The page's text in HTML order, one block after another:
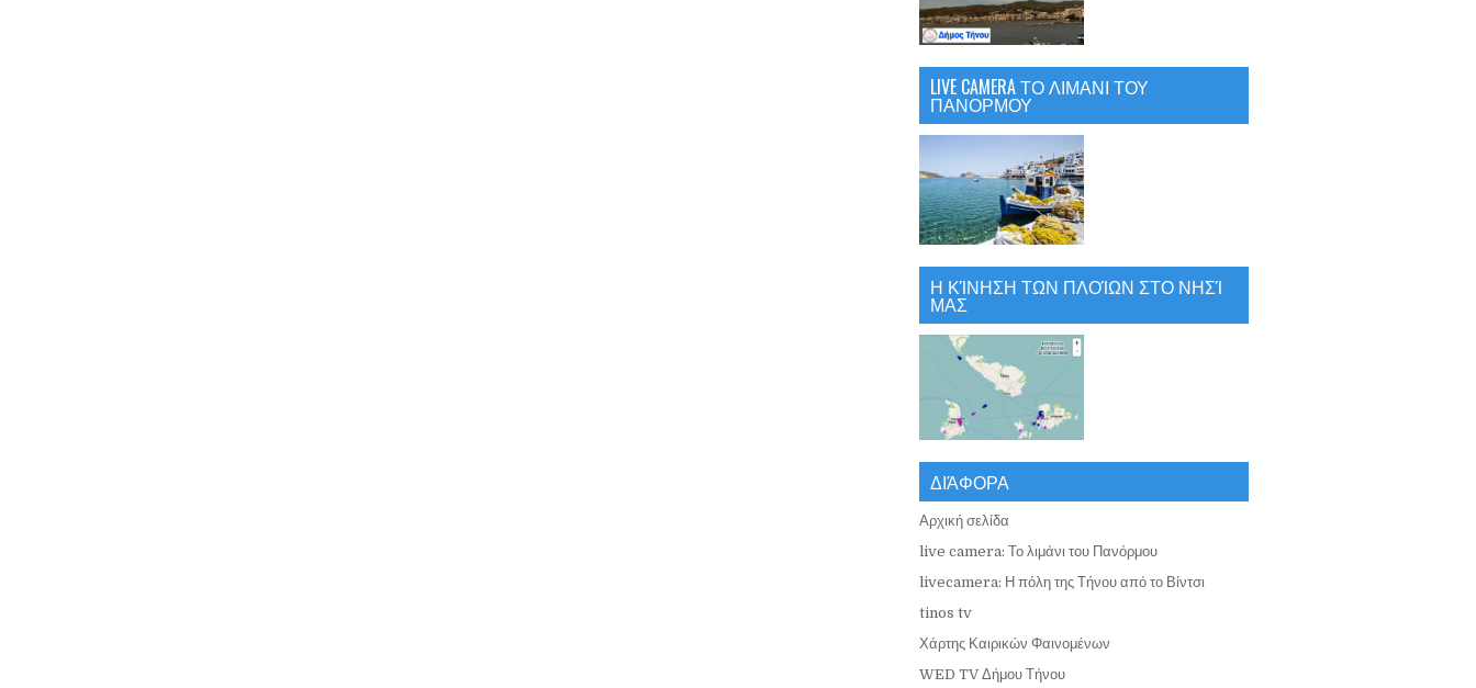
LIVE CAMERA ΤΟ ΛΙΜΑΝΙ ΤΟΥ
ΠΑΝΟΡΜΟΥ
Η ΚΊΝΗΣΗ ΤΩΝ ΠΛΟΊΩΝ ΣΤΟ ΝΗΣΊ
ΜΑΣ
ΔΙΆΦΟΡΑ
Αρχική σελίδα
live camera: Το λιμάνι του Πανόρμου
livecamera: Η πόλη της Τήνου από το Βίντσι
tinos tv
Χάρτης Καιρικών Φαινομένων
WED TV Δήμου Τήνου